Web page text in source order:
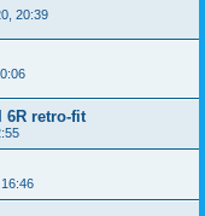
20:39
6R retro-fit